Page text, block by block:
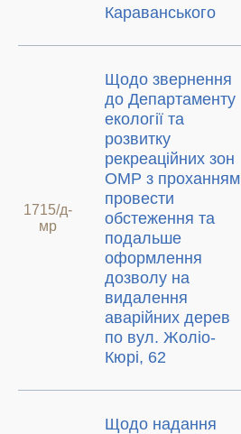
Караванського
1715/д-
мр
Щодо звернення
до Департаменту
екології та
розвитку
рекреаційних зон
ОМР з проханням
провести
обстеження та
подальше
оформлення
дозволу на
видалення
аварійних дерев
по вул. Жоліо-
Кюрі, 62
Щодо надання